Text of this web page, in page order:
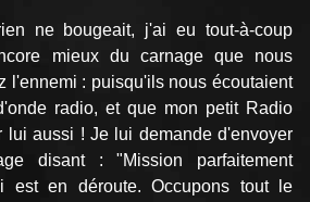
ne bougeait, j'ai eu tout-à-coup
mieux du carnage que nous
l'ennemi : puisqu'ils nous écoutaient
radio, et que mon petit Radio
lui aussi ! Je lui demande d'envoyer
disant : "Mission parfaitement
est en déroute. Occupons tout le